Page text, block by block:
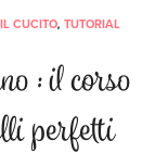
CUCITO, TUTORIAL
: il corso
perfetti